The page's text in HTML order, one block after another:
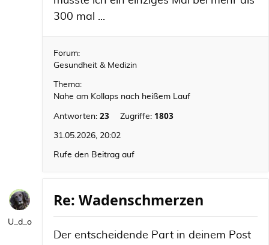
300 mal ...
Forum:
Gesundheit & Medizin
Thema:
Nahe am Kollaps nach heißem Lauf
Antworten: 23 Zugriffe: 1803
31.05.2026, 20:02
Rufe den Beitrag auf
U_d_o
Re: Wadenschmerzen
Der entscheidende Part in deinem Post